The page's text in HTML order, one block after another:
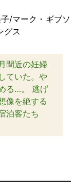
/マーク・ギブソ
グス
間近の妊婦
ていた。や
る…。 逃げ
像を絶する
泊客たち